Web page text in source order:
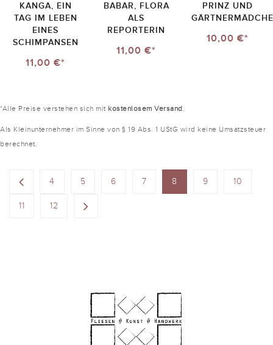
KANGA, EIN
TAG IM LEBEN
EINES
SCHIMPANSEN
11,00 €*
BABAR, FLORA
ALS
REPORTERIN
11,00 €*
PRINZ UND
10,00 €*
*Alle Preise verstehen sich mit kostenlosem Versand.
Als Kleinunternehmer im Sinne von § 19 Abs. 1 UStG wird keine Umsatzsteuer
berechnet.
4 5 6 7 8 9 10
11 12